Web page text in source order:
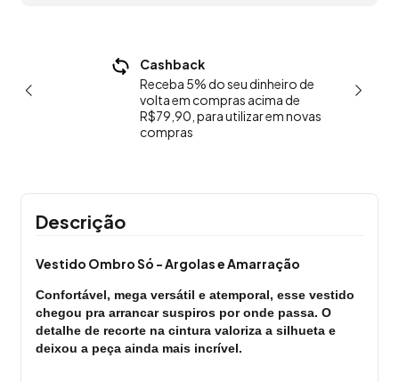
Cashback
Receba 5% do seu dinheiro de
volta em compras acima de
R$79,90, para utilizar em novas
compras
Descrição
Vestido Ombro Só - Argolas e Amarração
Confortável, mega versátil e atemporal, esse vestido
chegou pra arrancar suspiros por onde passa. O
detalhe de recorte na cintura valoriza a silhueta e
deixou a peça ainda mais incrível.